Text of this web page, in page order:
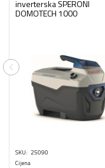
inverterska SPERONI
DOMOTECH 1000
SKU 25090
Cijena
Previous